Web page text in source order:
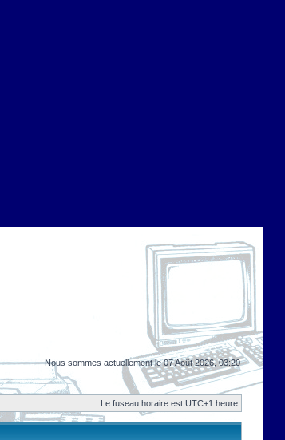
Nous sommes actuellement le 07 Août 2026, 03:20
Le fuseau horaire est UTC+1 heure